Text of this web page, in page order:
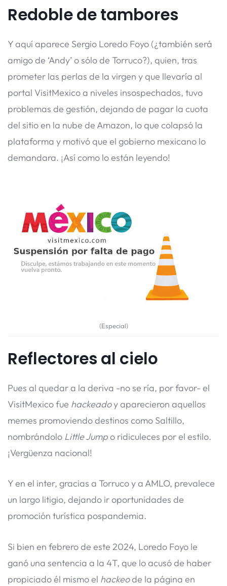
Redoble de tambores
Y aquí aparece Sergio Loredo Foyo (¿también será
amigo de ‘Andy’ o sólo de Torruco?), quien, tras
prometer las perlas de la virgen y que llevaría al
portal VisitMexico a niveles insospechados, tuvo
problemas de gestión, dejando de pagar la cuota
del sitio en la nube de Amazon, lo que colapsó la
plataforma y motivó que el gobierno mexicano lo
demandara. ¡Así como lo están leyendo!
(Especial)
Reflectores al cielo
Pues al quedar a la deriva -no se ría, por favor- el
VisitMexico fue hackeadoy aparecieron aquellos
memes promoviendo destinos como Saltillo,
nombrándolo Little Jumpo ridiculeces por el estilo.
¡Vergüenza nacional!
Y en el inter, gracias a Torruco y a AMLO, prevalece
un largo litigio, dejando ir oportunidades de
promoción turística pospandemia.
Si bien en febrero de este 2024, Loredo Foyo le
ganó una sentencia a la 4T, que lo acusó de haber
propiciado él mismo el hackeode la página en